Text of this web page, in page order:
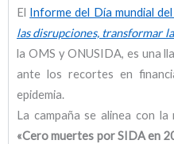
El Informe del Día mundial
las disrupciones, transformar
la OMS y ONUSIDA, es una
ante los recortes en
epidemia.
La campaña se alinea con
«Cero muertes por SIDA en